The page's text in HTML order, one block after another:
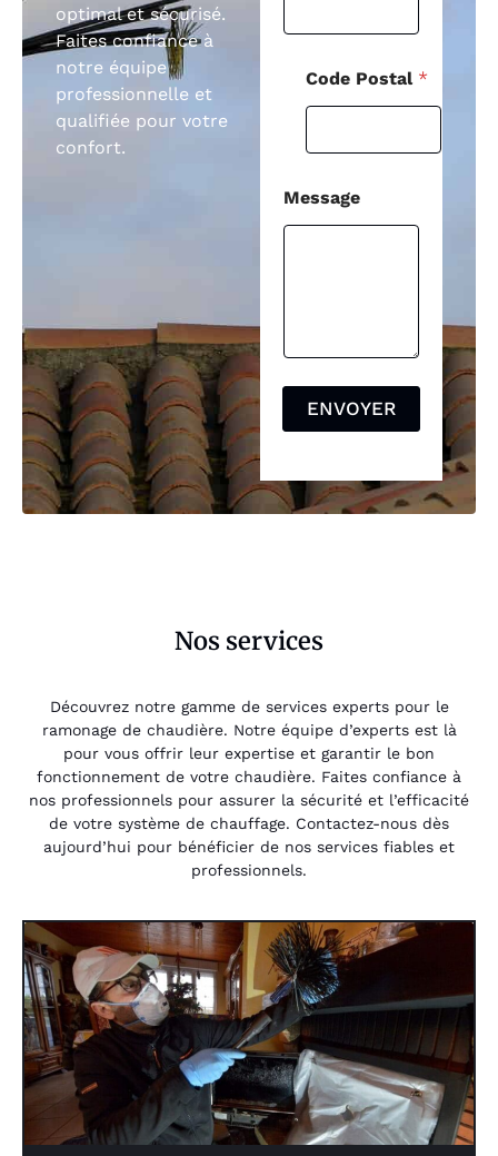
optimal et sécurisé.
Faites confiance à
notre équipe
professionnelle et
qualifiée pour votre
confort.
Code Postal *
Message
ENVOYER
Nos services
Découvrez notre gamme de services experts pour le
ramonage de chaudière. Notre équipe d’experts est là
pour vous offrir leur expertise et garantir le bon
fonctionnement de votre chaudière. Faites confiance à
nos professionnels pour assurer la sécurité et l’efficacité
de votre système de chauffage. Contactez-nous dès
aujourd’hui pour bénéficier de nos services fiables et
professionnels.